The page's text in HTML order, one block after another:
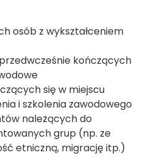
osób z wykształceniem
kończących
się w miejscu
i szkolenia zawodowego
należących do
grup (np. ze
etniczną, migrację itp.)